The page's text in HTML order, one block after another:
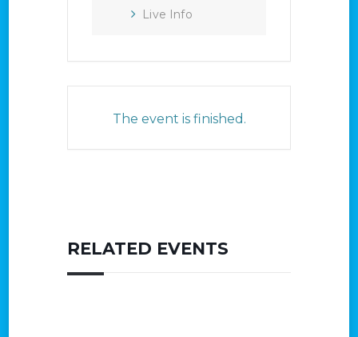
Live Info
The event is finished.
RELATED EVENTS